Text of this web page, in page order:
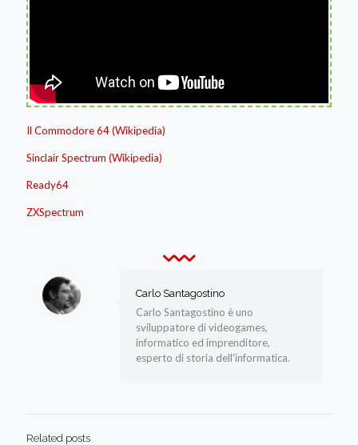
Il Commodore 64 (Wikipedia)
Sinclair Spectrum (Wikipedia)
Ready64
ZXSpectrum
Carlo Santagostino
Carlo Santagostino è uno
sviluppatore di videogames,
informatico ed imprenditore,
esperto di storia dell'informatica.
Related posts